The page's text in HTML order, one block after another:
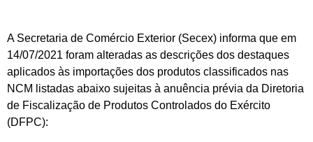
A Secretaria de Comércio Exterior (Secex) informa que em
14/07/2021 foram alteradas as descrições dos destaques
aplicados às importações dos produtos classificados nas
NCM listadas abaixo sujeitas à anuência prévia da Diretoria
de Fiscalização de Produtos Controlados do Exército
(DFPC):